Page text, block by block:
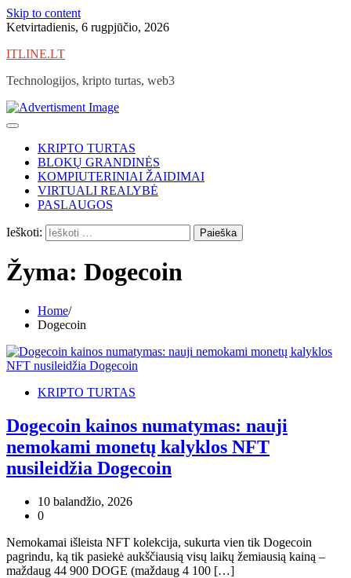
Skip to content
Ketvirtadienis, 6 rugpjūčio, 2026
ITLINE.LT
Technologijos, kripto turtas, web3
KRIPTO TURTAS
BLOKŲ GRANDINĖS
KOMPIUTERINIAI ŽAIDIMAI
VIRTUALI REALYBĖ
PASLAUGOS
Ieškoti:
Žyma: Dogecoin
Home
Dogecoin
KRIPTO TURTAS
Dogecoin kainos numatymas: nauji
nemokami monetų kalyklos NFT
nusileidžia Dogecoin
10 balandžio, 2026
0
Nemokamai išleista NFT kolekcija, sukurta vien tik Dogecoin
pagrindu, ką tik pasiekė aukščiausią visų laikų žemiausią kainą –
maždaug 44 900 DOGE (maždaug 4 100 […]